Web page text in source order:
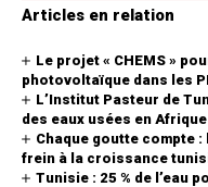
Articles en relation
Le projet « CHEMS »
photovoltaïque dans les
L’Institut Pasteur de
des eaux usées en
Chaque goutte compte
frein à la croissance
Tunisie : 25 % de l’eau